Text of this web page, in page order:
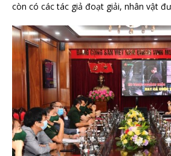
còn có các tác giả đoạt giải, nhân vật